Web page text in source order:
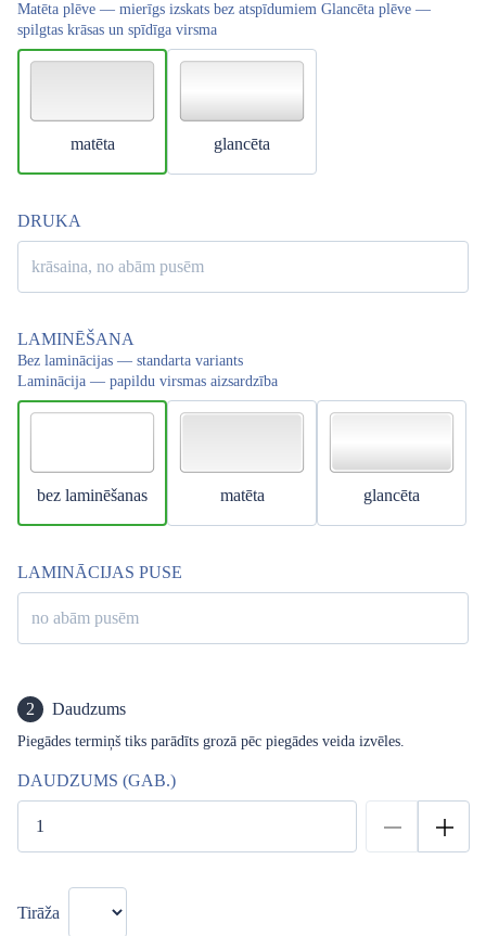
Matēta plēve — mierīgs izskats bez atspīdumiem Glancēta plēve —
spilgtas krāsas un spīdīga virsma
matēta glancēta
DRUKA
krāsaina, no abām pusēm
LAMINĒŠANA
Bez laminācijas — standarta variants
Laminācija — papildu virsmas aizsardzība
bez laminēšanas matēta glancēta
LAMINĀCIJAS PUSE
no abām pusēm
2 Daudzums
Piegādes termiņš tiks parādīts grozā pēc piegādes veida izvēles.
DAUDZUMS (GAB.)
Tirāža